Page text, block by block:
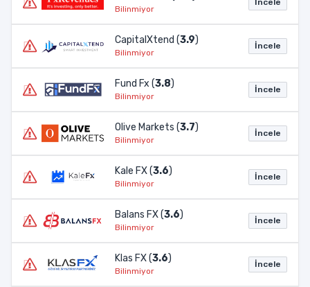
Bilinmiyor
CapitalXtend (3.9)
Bilinmiyor
İncele
Fund Fx (3.8)
Bilinmiyor
İncele
Olive Markets (3.7)
Bilinmiyor
İncele
Kale FX (3.6)
Bilinmiyor
İncele
Balans FX (3.6)
Bilinmiyor
İncele
Klas FX (3.6)
Bilinmiyor
İncele